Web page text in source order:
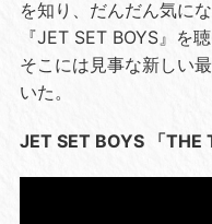
を知り、だんだん気に
『JET SET BOYS』を
そこには見事な新しい
いた。
JET SET BOYS 「THE